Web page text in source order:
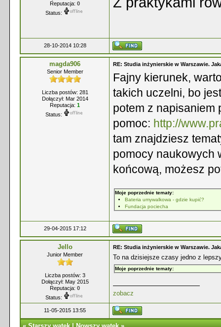
Reputacja: 0
Status:
28-10-2014 10:28
magda906
Senior Member
Liczba postów: 281
Dołączył: Mar 2014
Reputacja: 1
Status:
RE: Studia inżynierskie w Warszawie.
Fajny kierunek,
takich uczelni, bo
potem z napisaniem
pomoc: http://
tam znajdziesz
pomocy naukowych
końcową, możesz
Moje poprzednie tematy:
Bateria umywalkowa - gdzie kupić?
Fundacja pociecha
29-04-2015 17:12
Jello
Junior Member
Liczba postów: 3
Dołączył: May 2015
Reputacja: 0
Status:
RE: Studia inżynierskie w Warszawie.
To na dzisiejsze czasy jedno z
Moje poprzednie tematy:
zobacz
11-05-2015 13:55